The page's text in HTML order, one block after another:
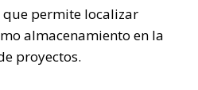
permite localizar
almacenamiento en la
proyectos.